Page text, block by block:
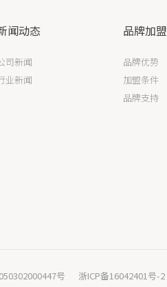
闻动态
司新闻
业新闻
品牌加盟
品牌优势
加盟条件
品牌支持
号 浙ICP备16042401号-2